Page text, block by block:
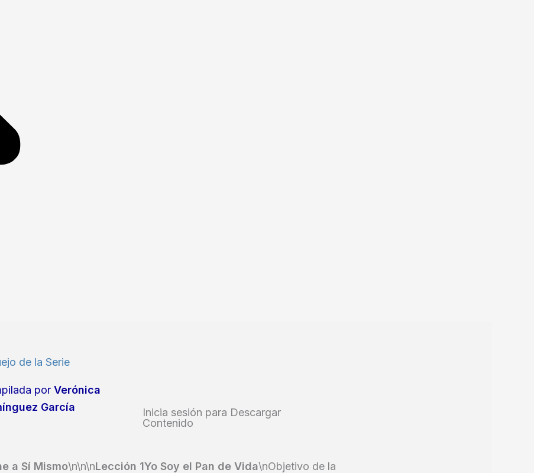
de la Serie
por Verónica
García
Inicia sesión para Descargar
Contenido
a Sí Mismo\n\n\nLección 1Yo Soy el Pan de Vida\nObjetivo de la